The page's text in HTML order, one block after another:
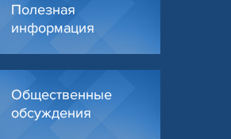
Полезная
информация
Общественные
обсуждения